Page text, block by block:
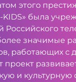
этого
была
Российского
значимые
работающих с
проект
и